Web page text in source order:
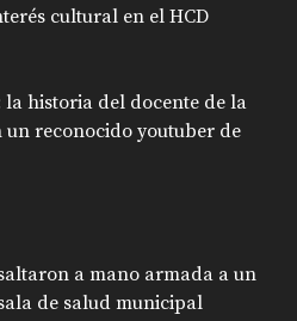
cultural en el HCD
historia del docente de la
un reconocido youtuber de
a mano armada a un
de salud municipal